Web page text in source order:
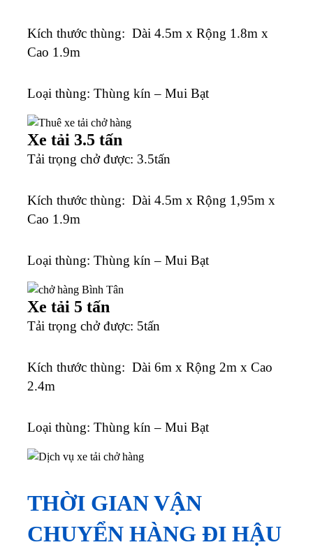
Kích thước thùng: Dài 4.5m x Rộng 1.8m x
Cao 1.9m
Loại thùng: Thùng kín – Mui Bạt
Xe tải 3.5 tấn
Tải trọng chở được: 3.5tấn
Kích thước thùng: Dài 4.5m x Rộng 1,95m x
Cao 1.9m
Loại thùng: Thùng kín – Mui Bạt
Xe tải 5 tấn
Tải trọng chở được: 5tấn
Kích thước thùng: Dài 6m x Rộng 2m x Cao
2.4m
Loại thùng: Thùng kín – Mui Bạt
THỜI GIAN VẬN
CHUYỂN HÀNG ĐI HẬU